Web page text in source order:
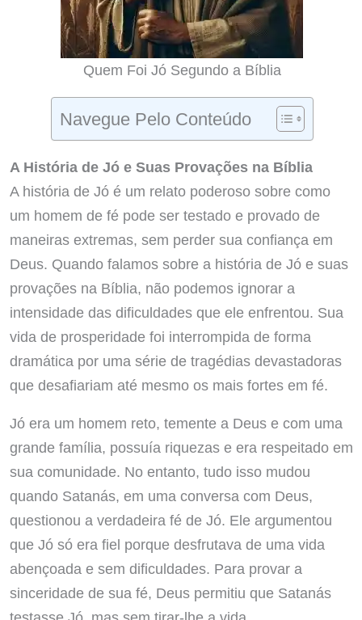
Quem Foi Jó Segundo a Bíblia
Navegue Pelo Conteúdo
A História de Jó e Suas Provações na Bíblia
A história de Jó é um relato poderoso sobre como
um homem de fé pode ser testado e provado de
maneiras extremas, sem perder sua confiança em
Deus. Quando falamos sobre a história de Jó e suas
provações na Bíblia, não podemos ignorar a
intensidade das dificuldades que ele enfrentou. Sua
vida de prosperidade foi interrompida de forma
dramática por uma série de tragédias devastadoras
que desafiariam até mesmo os mais fortes em fé.
Jó era um homem reto, temente a Deus e com uma
grande família, possuía riquezas e era respeitado em
sua comunidade. No entanto, tudo isso mudou
quando Satanás, em uma conversa com Deus,
questionou a verdadeira fé de Jó. Ele argumentou
que Jó só era fiel porque desfrutava de uma vida
abençoada e sem dificuldades. Para provar a
sinceridade de sua fé, Deus permitiu que Satanás